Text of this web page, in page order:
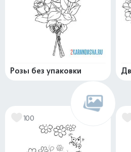
Розы без упаковки
100